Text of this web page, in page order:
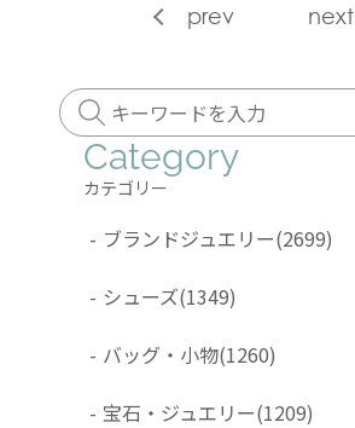
prev next
Category
カテゴリー
- ブランドジュエリー(2699)
- シューズ(1349)
- バッグ・小物(1260)
- 宝石・ジュエリー(1209)